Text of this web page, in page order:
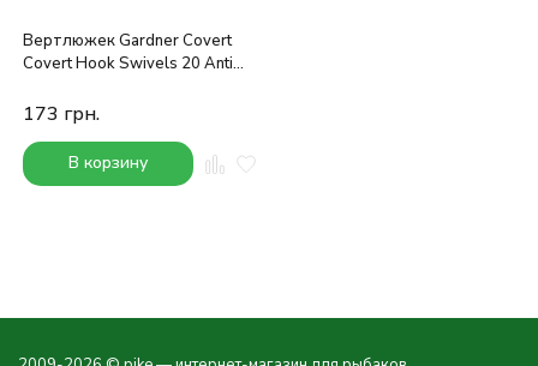
Вертлюжек Gardner Covert
Covert Hook Swivels 20 Anti
173 грн.
В корзину